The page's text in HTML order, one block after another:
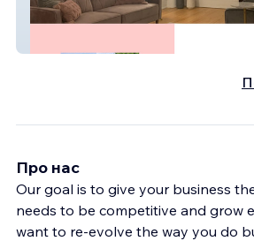
Про нас
Our goal is to give your business
needs to be competitive and grow
want to re-evolve the way you do